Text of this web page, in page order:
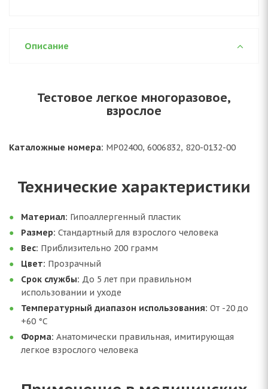
Описание
Тестовое легкое многоразовое,
взрослое
Каталожные номера: MP02400, 6006832, 820-0132-00
Технические характеристики
Материал: Гипоаллергенный пластик
Размер: Стандартный для взрослого человека
Вес: Приблизительно 200 грамм
Цвет: Прозрачный
Срок службы: До 5 лет при правильном
использовании и уходе
Температурный диапазон использования: От -20 до
+60 °C
Форма: Анатомически правильная, имитирующая
легкое взрослого человека